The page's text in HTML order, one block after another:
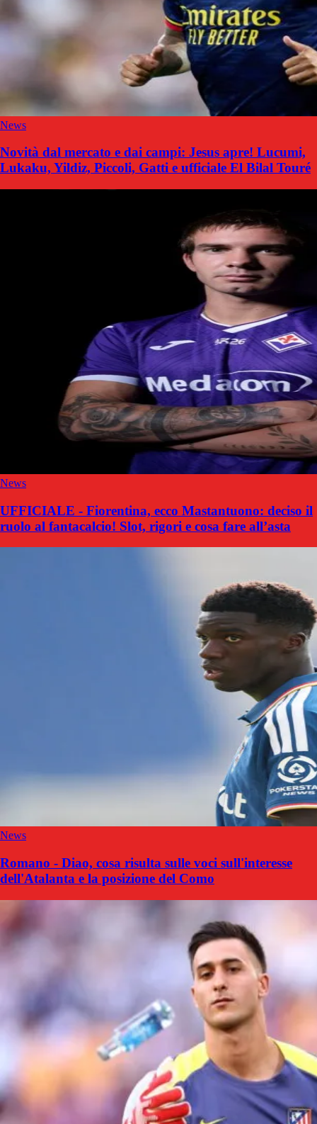
News
Novità dal mercato e dai campi: Jesus apre! Lucumi,
Lukaku, Yildiz, Piccoli, Gatti e ufficiale El Bilal Touré
News
UFFICIALE - Fiorentina, ecco Mastantuono: deciso il
ruolo al fantacalcio! Slot, rigori e cosa fare all’asta
News
Romano - Diao, cosa risulta sulle voci sull'interesse
dell'Atalanta e la posizione del Como